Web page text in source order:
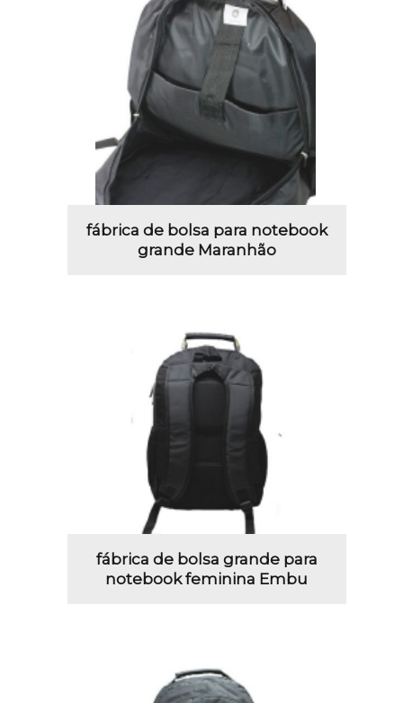
fábrica de bolsa para notebook
grande Maranhão
fábrica de bolsa grande para
notebook feminina Embu